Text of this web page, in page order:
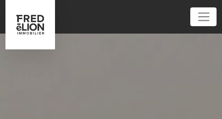
01 86 95 52 62